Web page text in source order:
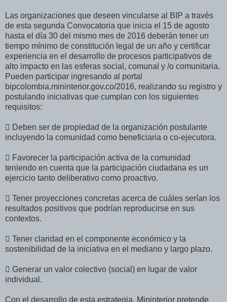
Las organizaciones que deseen vincularse al BIP a través
de esta segunda Convocatoria que inicia el 15 de agosto
hasta el día 30 del mismo mes de 2016 deberán tener un
tiempo mínimo de constitución legal de un año y certificar
experiencia en el desarrollo de procesos participativos de
alto impacto en las esferas social, comunal y /o comunitaria.
Pueden participar ingresando al portal
bipcolombia.mininterior.gov.co/2016, realizando su registro y
postulando iniciativas que cumplan con los siguientes
requisitos:
 Deben ser de propiedad de la organización postulante
incluyendo la comunidad como beneficiaria o co-ejecutora.
 Favorecer la participación activa de la comunidad
teniendo en cuenta que la participación ciudadana es un
ejercicio tanto deliberativo como proactivo.
 Tener proyecciones concretas acerca de cuáles serían los
resultados positivos que podrían reproducirse en sus
contextos.
 Tener claridad en el componente económico y la
sostenibilidad de la iniciativa en el mediano y largo plazo.
 Generar un valor colectivo (social) en lugar de valor
individual.
Con el desarrollo de esta estrategia, Mininterior pretende